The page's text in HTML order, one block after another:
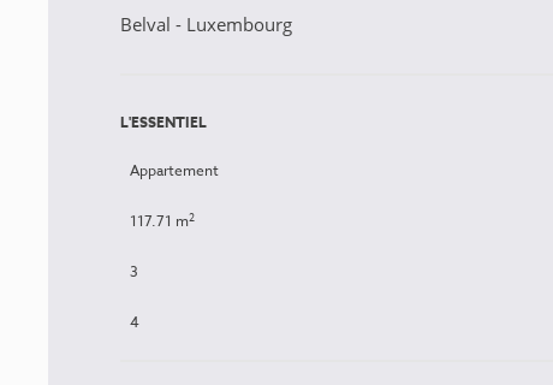
Belval - Luxembourg
L'ESSENTIEL
Appartement
117.71 m2
3
4